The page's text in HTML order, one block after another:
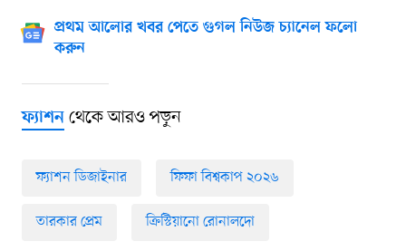
প্রথম আলোর খবর পেতে গুগল নিউজ চ্যানেল ফলো
করুন
ফ্যাশনথেকে আরও পড়ুন
ফ্যাশন ডিজাইনার ফিফা বিশ্বকাপ ২০২৬
তারকার প্রেম ক্রিস্টিয়ানো রোনালদো